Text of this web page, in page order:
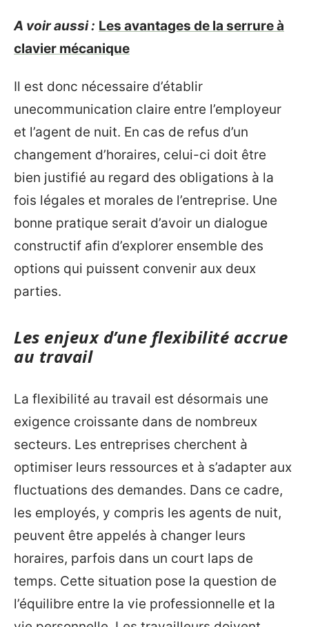
A voir aussi : Les avantages de la serrure à
clavier mécanique
Il est donc nécessaire d’établir
unecommunication claire entre l’employeur
et l’agent de nuit. En cas de refus d’un
changement d’horaires, celui-ci doit être
bien justifié au regard des obligations à la
fois légales et morales de l’entreprise. Une
bonne pratique serait d’avoir un dialogue
constructif afin d’explorer ensemble des
options qui puissent convenir aux deux
parties.
Les enjeux d’une flexibilité accrue
au travail
La flexibilité au travail est désormais une
exigence croissante dans de nombreux
secteurs. Les entreprises cherchent à
optimiser leurs ressources et à s’adapter aux
fluctuations des demandes. Dans ce cadre,
les employés, y compris les agents de nuit,
peuvent être appelés à changer leurs
horaires, parfois dans un court laps de
temps. Cette situation pose la question de
l’équilibre entre la vie professionnelle et la